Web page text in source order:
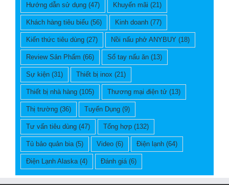
Hướng dẫn sử dụng (47) Khuyến mãi (21)
Khách hàng tiêu biểu (56) Kinh doanh (77)
Kiến thức tiêu dùng (27) Nồi nấu phở ANYBUY (18)
Review Sản Phẩm (66) Sổ tay nấu ăn (13)
Sự kiện (31) Thiết bị inox (21)
Thiết bị nhà hàng (105) Thương mại điện tử (13)
Thị trường (36) Tuyển Dụng (9)
Tư vấn tiêu dùng (47) Tổng hợp (132)
Tủ bảo quản bia (5) Video (6) Điện lạnh (64)
Điện Lạnh Alaska (4) Đánh giá (6)